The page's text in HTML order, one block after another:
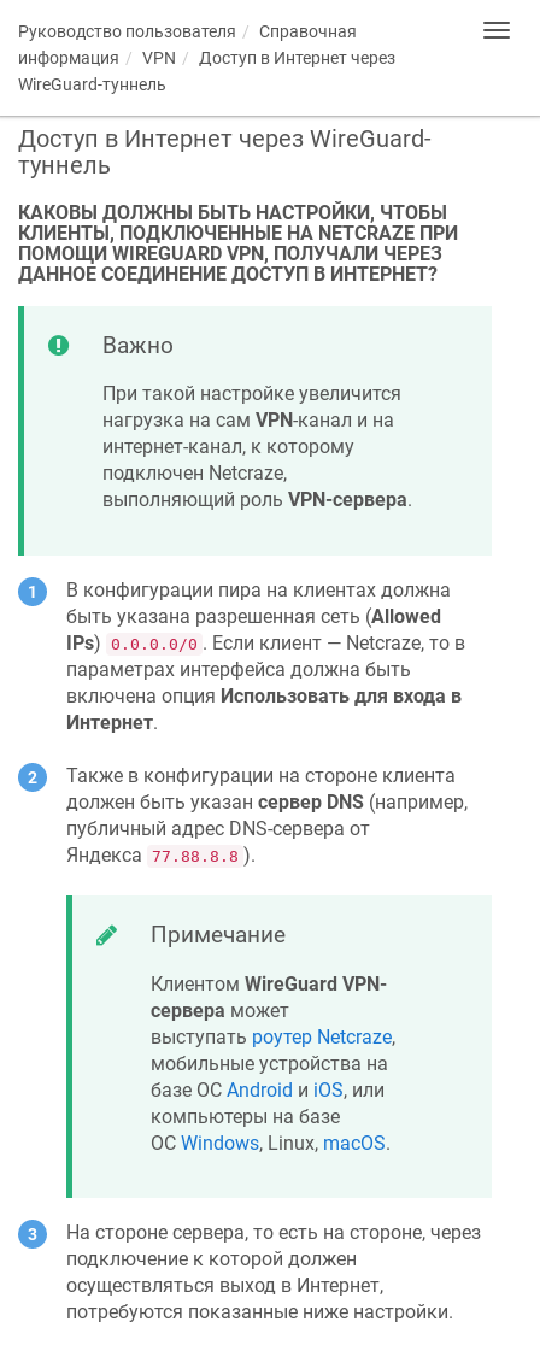
Руководство пользователя
Справочная
информация
VPN
Доступ в Интернет через
WireGuard-туннель
Доступ в Интернет через WireGuard-
туннель
КАКОВЫ ДОЛЖНЫ БЫТЬ НАСТРОЙКИ, ЧТОБЫ
КЛИЕНТЫ, ПОДКЛЮЧЕННЫЕ НА NETCRAZE ПРИ
ПОМОЩИ WIREGUARD VPN, ПОЛУЧАЛИ ЧЕРЕЗ
ДАННОЕ СОЕДИНЕНИЕ ДОСТУП В ИНТЕРНЕТ?
Важно
При такой настройке увеличится
нагрузка на сам VPN-канал и на
интернет-канал, к которому
подключен Netcraze,
выполняющий роль VPN-сервера.
В конфигурации пира на клиентах должна
быть указана разрешенная сеть (Allowed
IPs) 0.0.0.0/0 . Если клиент — Netcraze, то в
параметрах интерфейса должна быть
включена опция Использовать для входа в
Интернет.
Также в конфигурации на стороне клиента
должен быть указан сервер DNS (например,
публичный адрес DNS-сервера от
Яндекса 77.88.8.8 ).
Примечание
Клиентом WireGuard VPN-
сервера может
выступать роутер Netcraze,
мобильные устройства на
базе ОС Android и iOS, или
компьютеры на базе
ОС Windows, Linux, macOS.
На стороне сервера, то есть на стороне, через
подключение к которой должен
осуществляться выход в Интернет,
потребуются показанные ниже настройки.